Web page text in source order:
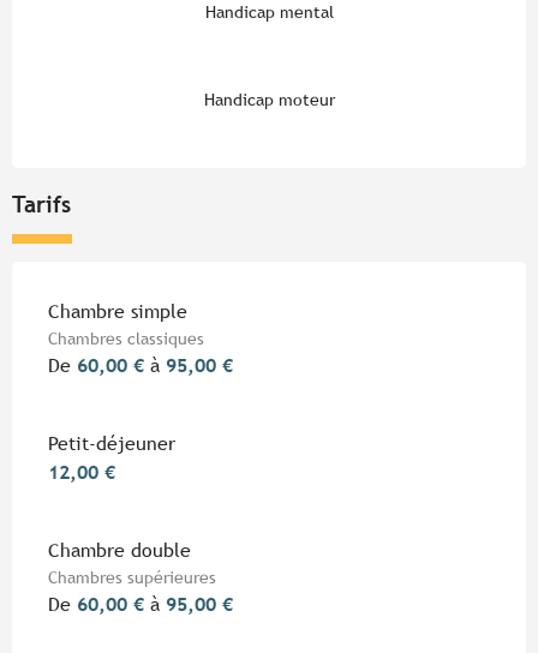
Handicap mental
Handicap moteur
Tarifs
Tarifs 2026
Chambre simple
Chambres classiques
De 60,00 € à 95,00 €
Petit-déjeuner
12,00 €
Chambre double
Chambres supérieures
De 60,00 € à 95,00 €